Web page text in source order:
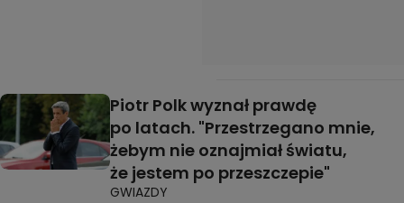
Piotr Polk wyznał prawdę
po latach. "Przestrzegano mnie,
żebym nie oznajmiał światu,
że jestem po przeszczepie"
GWIAZDY